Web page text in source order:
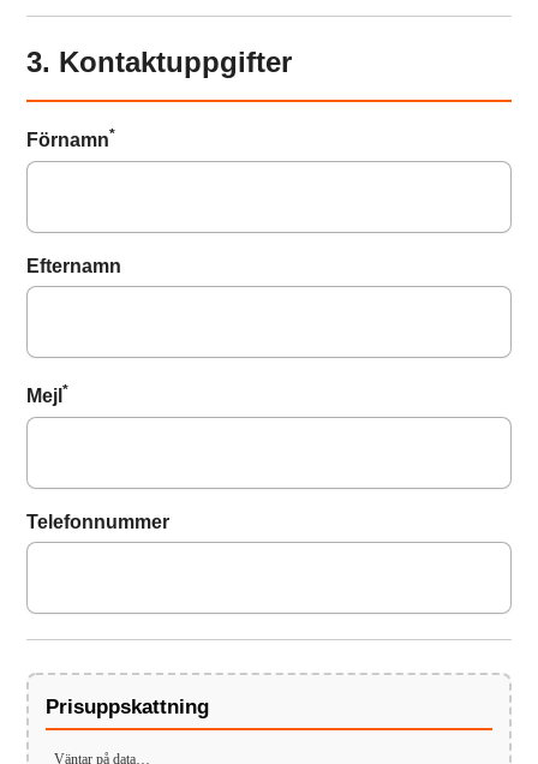
3. Kontaktuppgifter
Förnamn*
Efternamn
Mejl*
Telefonnummer
Prisuppskattning
Väntar på data…